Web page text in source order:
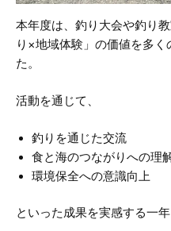
本年度は、釣り大会や釣り
り×地域体験」の価値を多
た。
活動を通じて、
釣りを通じた交流
食と海のつながりへの理
環境保全への意識向上
といった成果を実感する一年